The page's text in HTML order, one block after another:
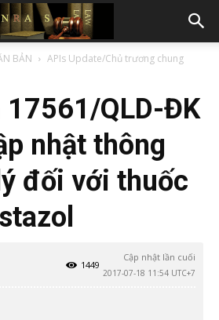
BẢN
APIs Update/Chủ trương chung
17561/QLD-ĐK
nhật thông
đối với thuốc
Cập nhật lần cuối
2017-07-18 11:54 UTC+7
1449